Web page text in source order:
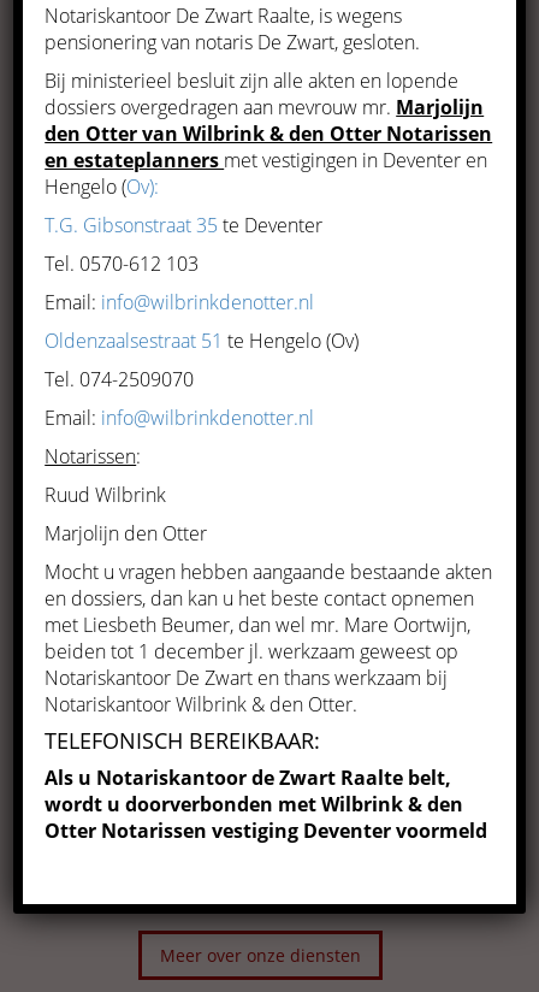
Meer informatie
Scheidingsbemiddeling
Meer over onze diensten
Notariskantoor De Zwart Raalte, is wegens
pensionering van notaris De Zwart, gesloten.
Bij ministerieel besluit zijn alle akten en lopende
dossiers overgedragen aan mevrouw mr. Marjolijn
den Otter van Wilbrink & den Otter Notarissen
en estateplanners met vestigingen in Deventer en
Hengelo (Ov):
T.G. Gibsonstraat 35 te Deventer
Tel. 0570-612 103
Email: info@wilbrinkdenotter.nl
Oldenzaalsestraat 51 te Hengelo (Ov)
Tel. 074-2509070
Email: info@wilbrinkdenotter.nl
Notarissen:
Ruud Wilbrink
Marjolijn den Otter
Mocht u vragen hebben aangaande bestaande akten
en dossiers, dan kan u het beste contact opnemen
met Liesbeth Beumer, dan wel mr. Mare Oortwijn,
beiden tot 1 december jl. werkzaam geweest op
Notariskantoor De Zwart en thans werkzaam bij
Notariskantoor Wilbrink & den Otter.
TELEFONISCH BEREIKBAAR:
Als u Notariskantoor de Zwart Raalte belt,
wordt u doorverbonden met Wilbrink & den
Otter Notarissen vestiging Deventer voormeld